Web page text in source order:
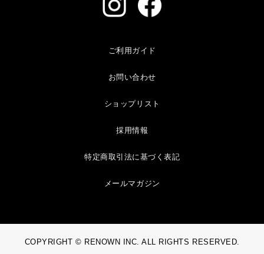
ご利用ガイド
お問い合わせ
ショップリスト
採用情報
特定商取引法に基づく表記
メールマガジン
COPYRIGHT © RENOWN INC. ALL RIGHTS RESERVED.